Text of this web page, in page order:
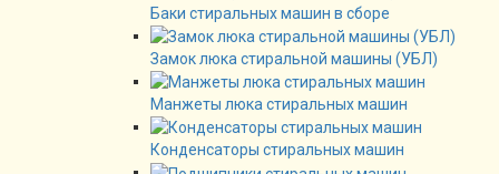
Баки стиральных машин в сборе
Замок люка стиральной машины (УБЛ)
Манжеты люка стиральных машин
Конденсаторы стиральных машин